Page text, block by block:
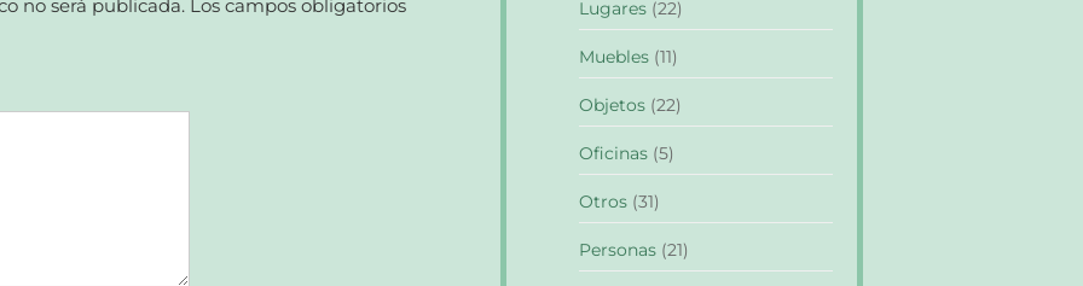
no será publicada. Los campos obligatorios
Lugares (22)
Muebles (11)
Objetos (22)
Oficinas (5)
Otros (31)
Personas (21)